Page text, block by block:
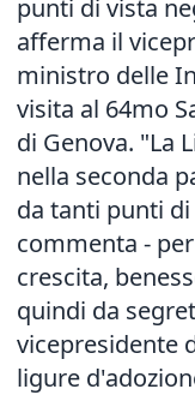
punti di vista
afferma il
ministro delle
visita al 64mo
di Genova. "La
nella seconda
da tanti punti
commenta -
crescita,
quindi da
vicepresidente
ligure